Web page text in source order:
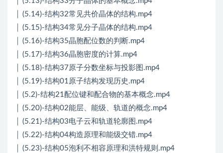
│ (5.14)-结构32常见共价晶体的结构.mp4
│ (5.15)-结构34常见分子晶体的结构.mp4
│ (5.16)-结构35晶胞配位数的判断.mp4
│ (5.17)-结构36晶胞密度的计算.mp4
│ (5.18)-结构37原子分数坐标与投影图.mp4
│ (5.19)-结构01原子结构发现历史.mp4
│ (5.2)-结构21配位键和配合物的基本概念.mp4
│ (5.20)-结构02能层、能级、轨道的概念.mp4
│ (5.21)-结构03电子云和轨道轮廓图.mp4
│ (5.22)-结构04构造原理和能级交错.mp4
│ (5.23)-结构05泡利不相容原理和洪特规则.mp4